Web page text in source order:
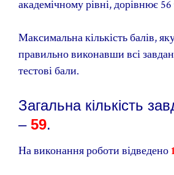
академічному рівні, дорівнює
Максимальна кількість балів,
правильно виконавши всі
тестові бали.
Загальна кількість
– 59.
На виконання роботи відведено